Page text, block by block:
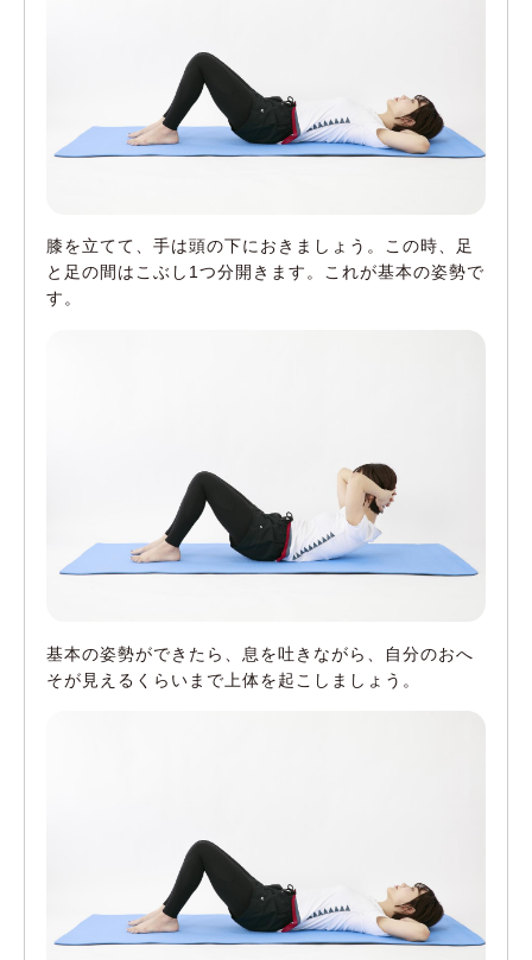
膝を立てて、手は頭の下におきましょう。この時、足
と足の間はこぶし1つ分開きます。これが基本の姿勢で
す。
基本の姿勢ができたら、息を吐きながら、自分のおへ
そが見えるくらいまで上体を起こしましょう。